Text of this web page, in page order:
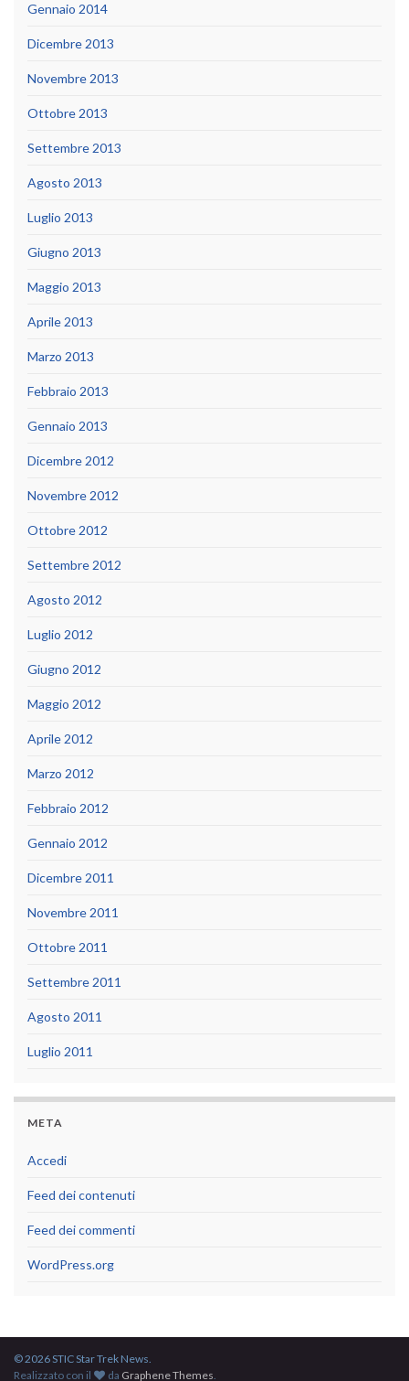
Gennaio 2014
Dicembre 2013
Novembre 2013
Ottobre 2013
Settembre 2013
Agosto 2013
Luglio 2013
Giugno 2013
Maggio 2013
Aprile 2013
Marzo 2013
Febbraio 2013
Gennaio 2013
Dicembre 2012
Novembre 2012
Ottobre 2012
Settembre 2012
Agosto 2012
Luglio 2012
Giugno 2012
Maggio 2012
Aprile 2012
Marzo 2012
Febbraio 2012
Gennaio 2012
Dicembre 2011
Novembre 2011
Ottobre 2011
Settembre 2011
Agosto 2011
Luglio 2011
META
Accedi
Feed dei contenuti
Feed dei commenti
WordPress.org
© 2026 STIC Star Trek News.
Realizzato con il
da Graphene Themes.